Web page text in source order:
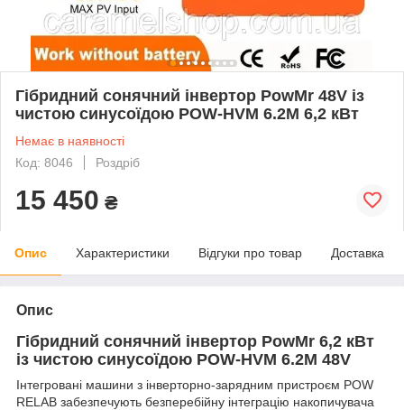
Гібридний сонячний інвертор PowMr 48V із
чистою синусоїдою POW-HVM 6.2M 6,2 кВт
Немає в наявності
Код: 8046
Роздріб
15 450 ₴
Опис Характеристики Відгуки про товар Доставка
Опис
Гібридний сонячний інвертор PowMr 6,2 кВт
із чистою синусоїдою POW-HVM 6.2M 48V
Інтегровані машини з інверторно-зарядним пристроєм POW
RELAB забезпечують безперебійну інтеграцію накопичувача